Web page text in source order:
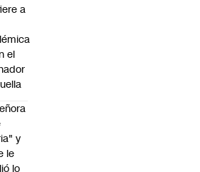
a
el
y
le
lo